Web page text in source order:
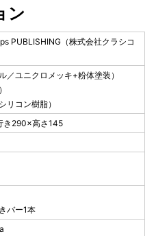
ン
PUBLISHING（株式会社クラシコ
／ユニクロメッキ+粉体塗装）
リコン樹脂）
き290×高さ145
バー1本